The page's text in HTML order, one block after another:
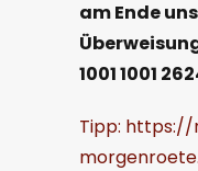
am Ende
1001 1001
Tipp: